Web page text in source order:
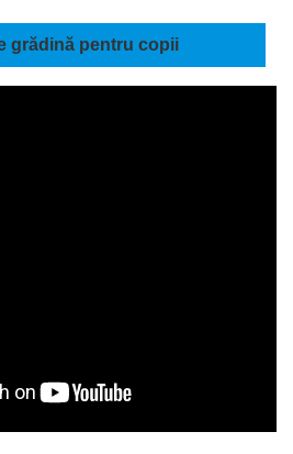
grădină pentru copii